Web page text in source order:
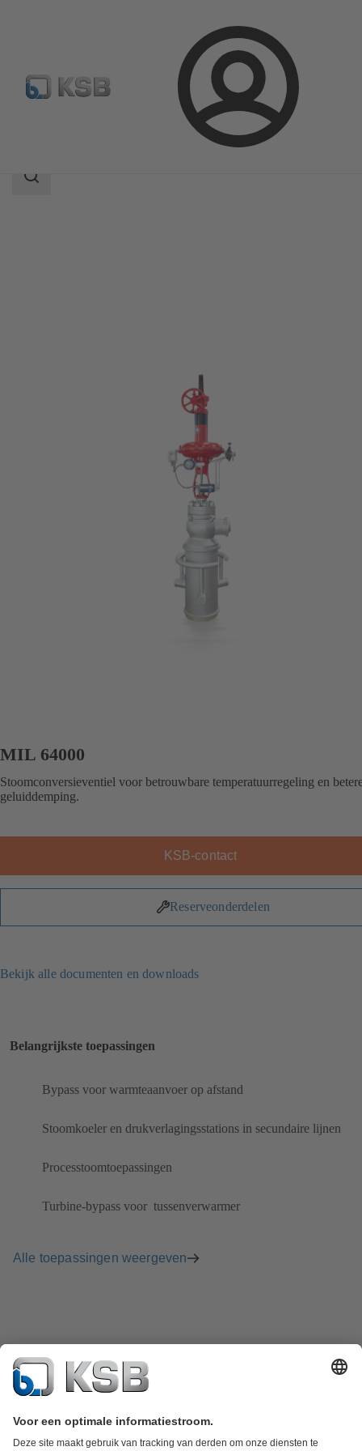
Aanmelding
Productcatalogus MIL 64000
Zoekgebied
MIL 64000
Stoomconversieventiel voor betrouwbare temperatuurregeling en
geluiddemping.
KSB-contact
Reserveonderdelen
Bekijk alle documenten en downloads
Belangrijkste toepassingen
Bypass voor warmteaanvoer op afstand
​Stoomkoeler en drukverlagingsstations in secundaire lijnen
Processtoomtoepassingen
Turbine-bypass voor ​ tussenverwarmer​
Alle toepassingen weergeven